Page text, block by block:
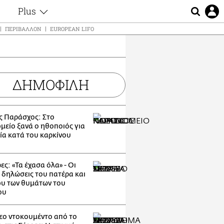
Plus
Θέματα
Ζώδια
Εξομολογήσεις
Blogs
Οι Αθηναίοι
Απώλειες
ΠΕΡΙΒΆΛΛΟΝ EUROPEAN LIFO
ΔΗΜΟΦΙΛΗ
Παράσχος: Στο
ξανά ο ηθοποιός για
κατά του καρκίνου
«Τα έχασα όλα» - Οι
του πατέρα και
των θυμάτων του
ντοκουμέντο από το